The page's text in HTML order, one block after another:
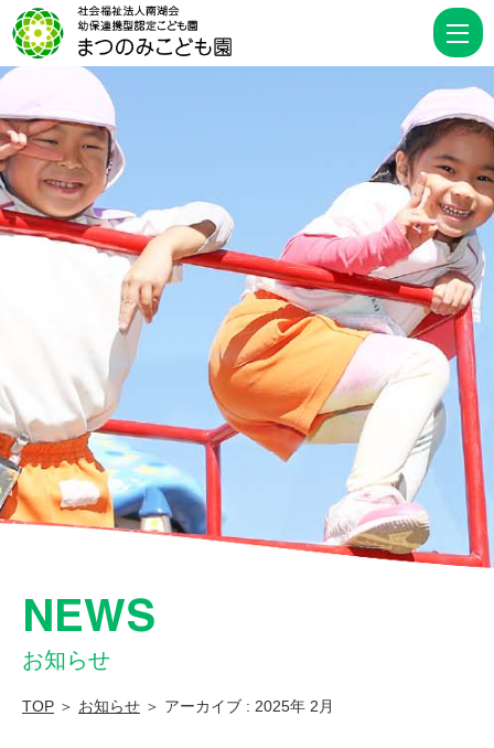
2
月
|
幼
保
連
携
型
認
定
こ
ど
も
園
ま
NEWS
お知らせ
TOP ＞ お知らせ ＞ アーカイブ : 2025年 2月